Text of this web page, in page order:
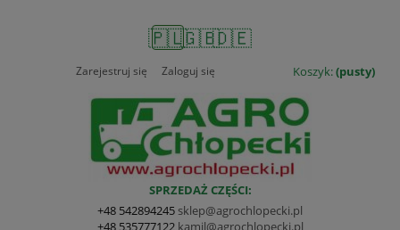
🇵🇱🇬🇧🇩🇪
Koszyk:(pusty)
Zarejestruj się Zaloguj się
SPRZEDAŻ CZĘŚCI:
+48 542894245 sklep@agrochlopecki.pl
+48 535777122 kamil@agrochlopecki.pl